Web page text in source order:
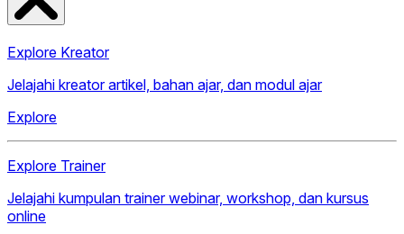
Explore Kreator
Jelajahi kreator artikel, bahan ajar, dan modul ajar
Explore
Explore Trainer
Jelajahi kumpulan trainer webinar, workshop, dan kursus
online